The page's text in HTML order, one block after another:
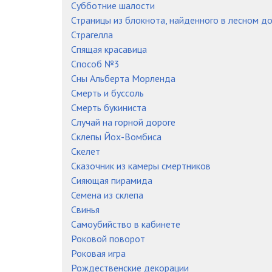
Субботние шалости
Страницы из блокнота, найденного в лесном
Страгелла
Спящая красавица
Способ №3
Сны Альберта Морленда
Смерть и буссоль
Смерть букиниста
Случай на горной дороге
Склепы Йох-Вомбиса
Скелет
Сказочник из камеры смертников
Сияющая пирамида
Семена из склепа
Свинья
Самоубийство в кабинете
Роковой поворот
Роковая игра
Рождественские декорации